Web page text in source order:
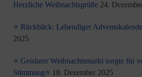
Herzliche Weihnachtsgrüße 24.
⭐ Rückblick: Lebendiger
2025
⭐ Geislarer Weihnachtsmarkt sorgte für
Stimmung⭐ 18. Dezember 2025